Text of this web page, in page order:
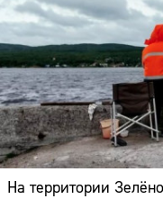
На территории